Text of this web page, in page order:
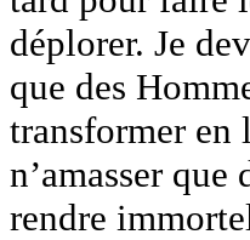
déplorer. Je
que des
transformer en
n’amasser
rendre